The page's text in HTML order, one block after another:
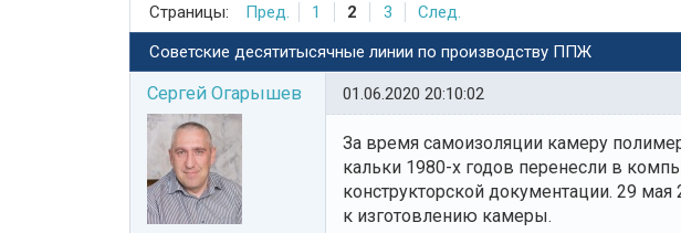
Страницы: Пред. 1 2 3 След.
Советские десятитысячные линии по производству ППЖ
Сергей Огарышев 01.06.2020 20:10:02
За время самоизоляции камеру
кальки 1980-х годов перенесли в
конструкторской документации. 29
к изготовлению камеры.